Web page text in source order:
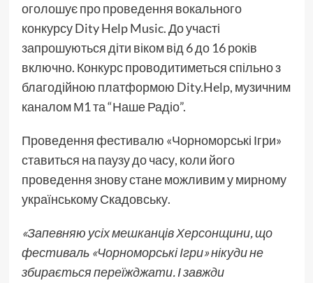
оголошує про проведення вокального
конкурсу Dity Help Music. До участі
запрошуються діти віком від 6 до 16 років
включно. Конкурс проводитиметься спільно з
благодійною платформою Dity.Help, музичним
каналом М1 та “Наше Радіо”.
Проведення фестивалю «Чорноморські Ігри»
ставиться на паузу до часу, коли його
проведення знову стане можливим у мирному
українському Скадовську.
«Запевняю усіх мешканців Херсонщини, що
фестиваль «Чорноморські Ігри» нікуди не
збирається переїжджати. І завжди